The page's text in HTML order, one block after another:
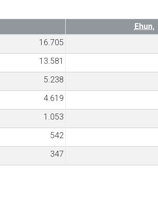
Ehun.
16.705
13.581
5.238
4.619
1.053
542
347